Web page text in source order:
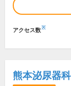
アクセス数※
熊本泌尿器